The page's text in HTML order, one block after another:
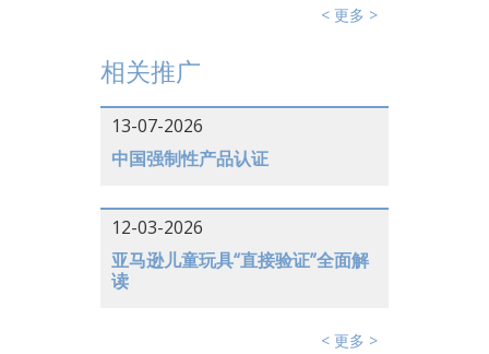
< 更多 >
相关推广
13-07-2026
中国强制性产品认证
12-03-2026
亚马逊儿童玩具“直接验证”全面解
读
< 更多 >